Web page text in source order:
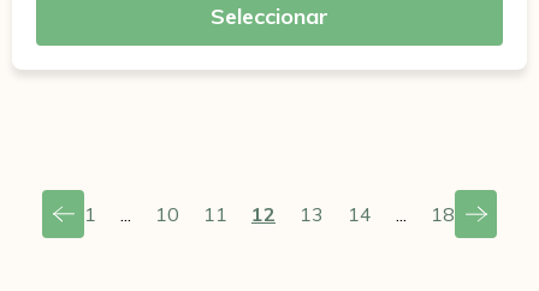
Seleccionar
1 ... 10 11 12 13 14 ... 18